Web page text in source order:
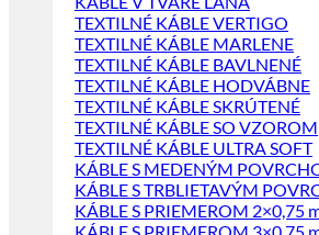
TEXTILNÉ KÁBLE VERTIGO
TEXTILNÉ KÁBLE MARLENE
TEXTILNÉ KÁBLE BAVLNENÉ
TEXTILNÉ KÁBLE HODVÁBNE
TEXTILNÉ KÁBLE SKRÚTENÉ
TEXTILNÉ KÁBLE SO VZOROM
TEXTILNÉ KÁBLE ULTRA SOFT
KÁBLE S MEDENÝM
KÁBLE S TRBLIETAVÝM
KÁBLE S PRIEMEROM 2×0,75